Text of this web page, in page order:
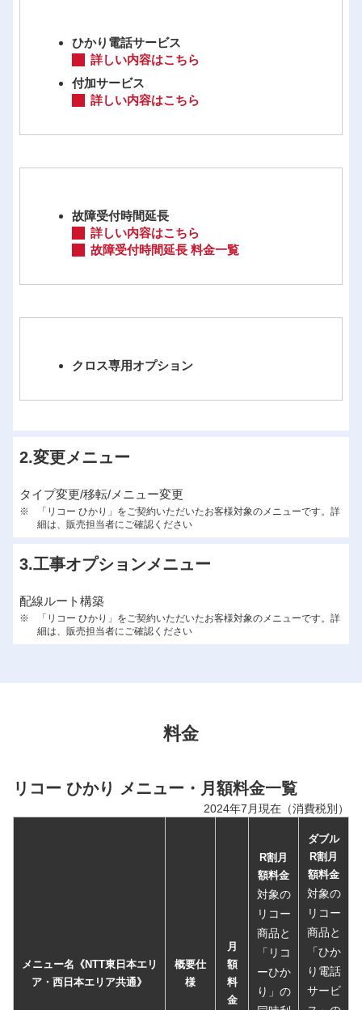
ひかり電話サービス
詳しい内容はこちら
付加サービス
詳しい内容はこちら
故障受付時間延長
詳しい内容はこちら
故障受付時間延長 料金一覧
クロス専用オプション
2.変更メニュー
タイプ変更/移転/メニュー変更
※
「リコー ひかり」をご契約いただいたお客様対象のメニューです。詳
細は、販売担当者にご確認ください
3.工事オプションメニュー
配線ルート構築
※
「リコー ひかり」をご契約いただいたお客様対象のメニューです。詳
細は、販売担当者にご確認ください
料金
リコー ひかり メニュー・月額料金一覧
2024年7月現在（消費税別）
メニュー名《NTT東日本エリ
ア・西日本エリア共通》
概要仕
様
月
額
料
金
R割月
額料金
対象の
リコー
商品と
「リコ
ーひか
り」の
ダブル
R割月
額料金
対象の
リコー
商品と
「ひか
り電話
サービ